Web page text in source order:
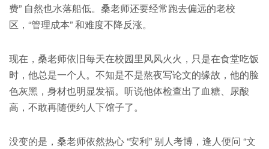
费” 自然也水落船低。桑老师还要经常跑去偏远的老校
区，“管理成本” 和难度不降反涨。
现在，桑老师依旧每天在校园里风风火火，只是在食堂吃饭
时，他总是一个人。不知是不是熬夜写论文的缘故，他的脸
色灰黑，身材也明显发福。听说他体检查出了血糖、尿酸
高，不敢再随便约人下馆子了。
没变的是，桑老师依然热心 “安利” 别人考博，逢人便问 “文